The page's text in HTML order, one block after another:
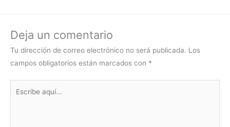
Deja un comentario
Tu dirección de correo electrónico no será publicada. Los
campos obligatorios están marcados con *